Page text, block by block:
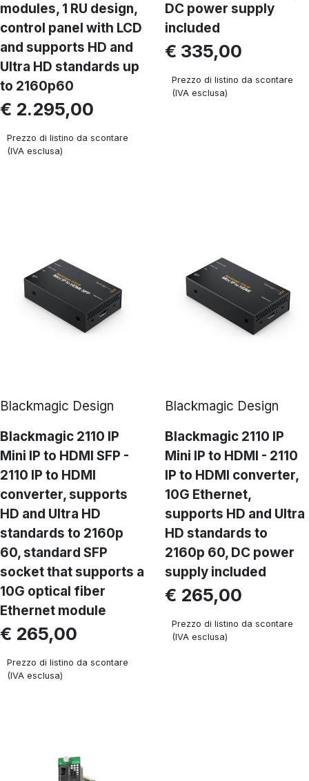
modules, 1 RU design,
control panel with LCD
and supports HD and
Ultra HD standards up
to 2160p60
€ 2.295,00
Prezzo di listino da scontare
(IVA esclusa)
DC power supply
included
€ 335,00
Prezzo di listino da scontare
(IVA esclusa)
Blackmagic Design
Blackmagic 2110 IP
Mini IP to HDMI SFP -
2110 IP to HDMI
converter, supports
HD and Ultra HD
standards to 2160p
60, standard SFP
socket that supports a
10G optical fiber
Ethernet module
€ 265,00
Prezzo di listino da scontare
(IVA esclusa)
Blackmagic Design
Blackmagic 2110 IP
Mini IP to HDMI - 2110
IP to HDMI converter,
10G Ethernet,
supports HD and Ultra
HD standards to
2160p 60, DC power
supply included
€ 265,00
Prezzo di listino da scontare
(IVA esclusa)